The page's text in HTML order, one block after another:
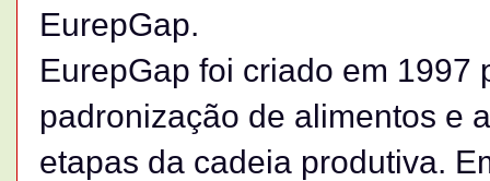
EurepGap.
EurepGap foi criado em 1997
padronização de alimentos e
etapas da cadeia produtiva.